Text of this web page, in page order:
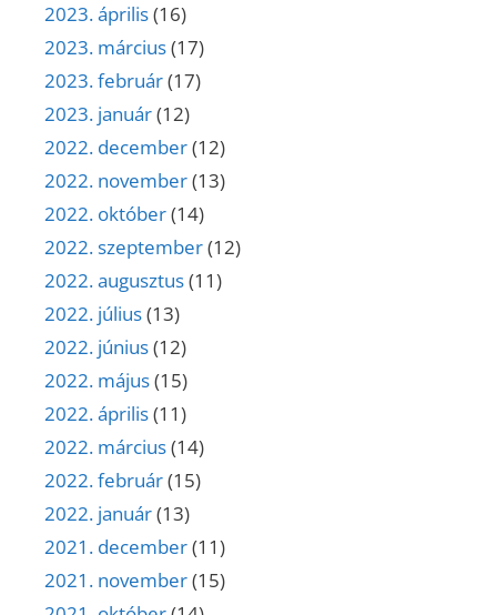
2023. április(16)
2023. március(17)
2023. február(17)
2023. január(12)
2022. december(12)
2022. november(13)
2022. október(14)
2022. szeptember(12)
2022. augusztus(11)
2022. július(13)
2022. június(12)
2022. május(15)
2022. április(11)
2022. március(14)
2022. február(15)
2022. január(13)
2021. december(11)
2021. november(15)